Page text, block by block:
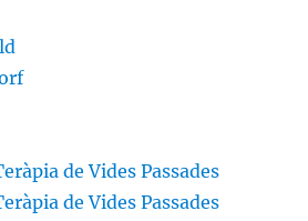
de Vides Passades
de Vides Passades